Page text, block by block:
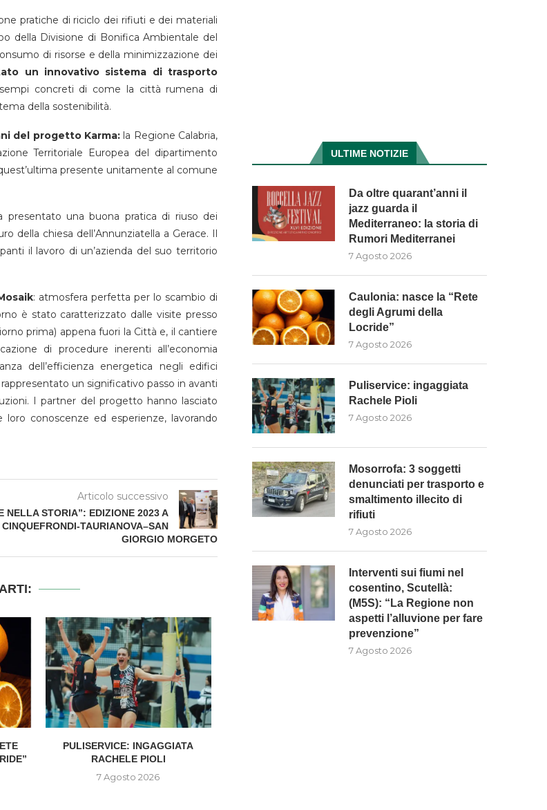
pratiche di riciclo dei rifiuti e dei materiali
della Divisione di Bonifica Ambientale del
di risorse e della minimizzazione dei
un innovativo sistema di trasporto
concreti di come la città rumena di
della sostenibilità.
del progetto Karma: la Regione Calabria,
Territoriale Europea del dipartimento
presente unitamente al comune
presentato una buona pratica di riuso dei
della chiesa dell’Annunziatella a Gerace. Il
il lavoro di un’azienda del suo territorio
: atmosfera perfetta per lo scambio di
è stato caratterizzato dalle visite presso
prima) appena fuori la Città e, il cantiere
di procedure inerenti all’economia
dell’efficienza energetica negli edifici
un significativo passo in avanti
I partner del progetto hanno lasciato
conoscenze ed esperienze, lavorando
Articolo successivo
NELLA STORIA”: EDIZIONE 2023 A
CINQUEFRONDI-TAURIANOVA–SAN
GIORGIO MORGETO
PULISERVICE: INGAGGIATA
RACHELE PIOLI
7 Agosto 2026
ULTIME NOTIZIE
Da oltre quarant’anni il
jazz guarda il
Mediterraneo: la storia di
Rumori Mediterranei
7 Agosto 2026
Caulonia: nasce la “Rete
degli Agrumi della
Locride”
7 Agosto 2026
Puliservice: ingaggiata
Rachele Pioli
7 Agosto 2026
Mosorrofa: 3 soggetti
denunciati per trasporto e
smaltimento illecito di
rifiuti
7 Agosto 2026
Interventi sui fiumi nel
cosentino, Scutellà:
(M5S): “La Regione non
aspetti l’alluvione per fare
prevenzione”
7 Agosto 2026